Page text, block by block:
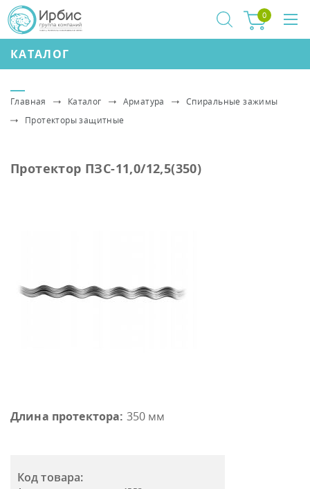
КАТАЛОГ
0
Главная Каталог Арматура
Спиральные зажимы
Протекторы защитные
Протектор ПЗС-11,0/12,5(350)
Длина протектора: 350 мм
Код товара: